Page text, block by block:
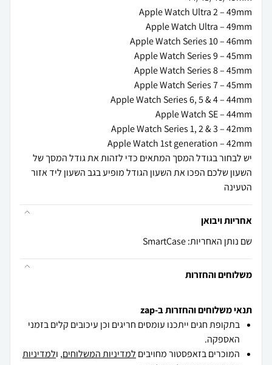
יש לבחור בגודל המסך המתאים כדי לזהות את גודל המסך של
השעון שלכם הפכו את השעון הגודל מופיע בגב השעון ליד אזור
הטעינה
אחריות ויבואן
שם נותן האחריות: SmartCase
משלוחים והחזרות
תנאי משלוחים והחזרות ב-zap
בתקופת חגים ייתכנו עומסים חריגים וכן עיכובים קלים בזמני
האספקה.
המוכרים בזאפסטור מחויבים למדיניות המשלוחים, ולמדיניות